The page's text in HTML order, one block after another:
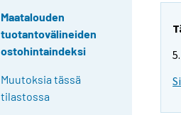
Maatalouden
tuotantovälineiden
ostohintaindeksi
Muutoksia tässä
tilastossa